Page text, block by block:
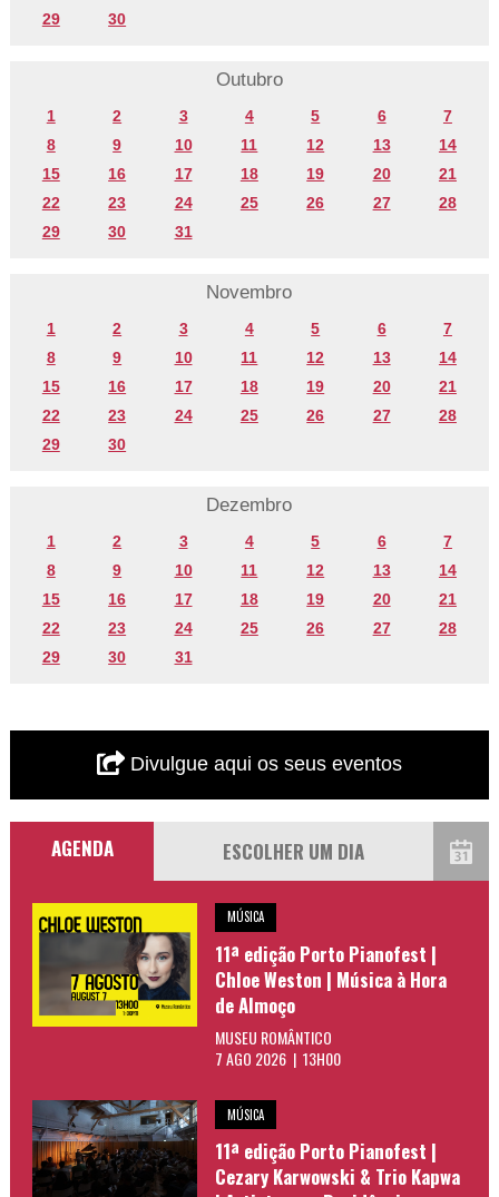
29 30
Outubro
1 2 3 4 5 6
7
8
9 10 11 12 13
14
15
16 17 18 19 20
21
22
23 24 25 26 27
28
29
30 31
Novembro
1 2 3 4 5 6
7
8
9 10 11 12 13
14
15
16 17 18 19 20
21
22
23 24 25 26 27
28
29
30
Dezembro
1 2 3 4 5 6
7
8
9 10 11 12 13
14
15
16 17 18 19 20
21
22
23 24 25 26 27
28
29
30 31
Divulgue aqui os seus eventos
AGENDA
MÚSICA
11ª edição Porto Pianofest |
Chloe Weston | Música à Hora
de Almoço
MUSEU ROMÂNTICO
7 AGO 2026 | 13H00
MÚSICA
11ª edição Porto Pianofest |
Cezary Karwowski & Trio Kapwa